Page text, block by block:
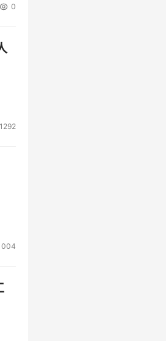
0
1292